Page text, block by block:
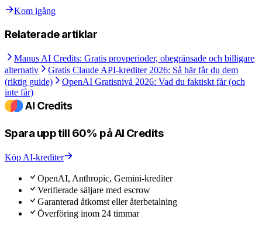
Kom igång
Relaterade artiklar
Manus AI Credits: Gratis provperioder, obegränsade och billigare
alternativ
Gratis Claude API-krediter 2026: Så här får du dem
(riktig guide)
OpenAI Gratisnivå 2026: Vad du faktiskt får (och
inte får)
Spara upp till 60% på AI Credits
Köp AI-krediter
OpenAI, Anthropic, Gemini-krediter
Verifierade säljare med escrow
Garanterad åtkomst eller återbetalning
Överföring inom 24 timmar